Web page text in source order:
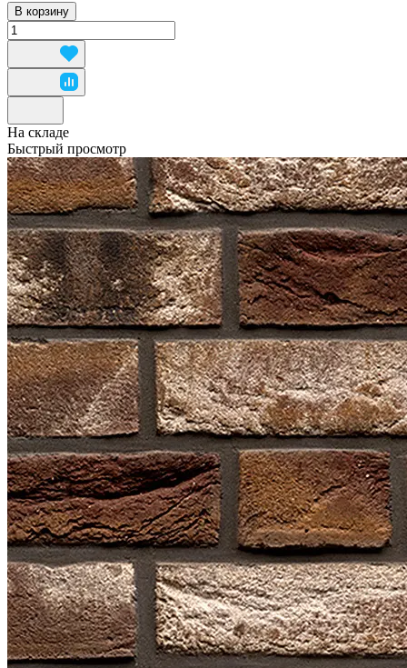
В корзину
На складе
Быстрый просмотр